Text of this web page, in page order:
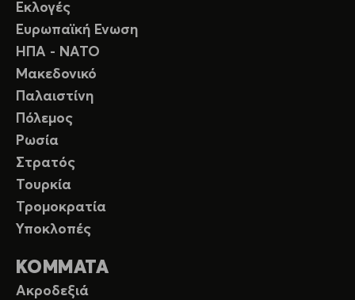
Εκλογές
Ευρωπαϊκή Ενωση
ΗΠΑ - ΝΑΤΟ
Μακεδονικό
Παλαιστίνη
Πόλεμος
Ρωσία
Στρατός
Τουρκία
Τρομοκρατία
Υποκλοπές
ΚΟΜΜΑΤΑ
Ακροδεξιά